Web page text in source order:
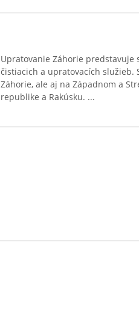
Upratovanie Záhorie
čistiacich a upratovacích služieb.
Záhorie, ale aj na Západnom a
republike a Rakúsku. ...